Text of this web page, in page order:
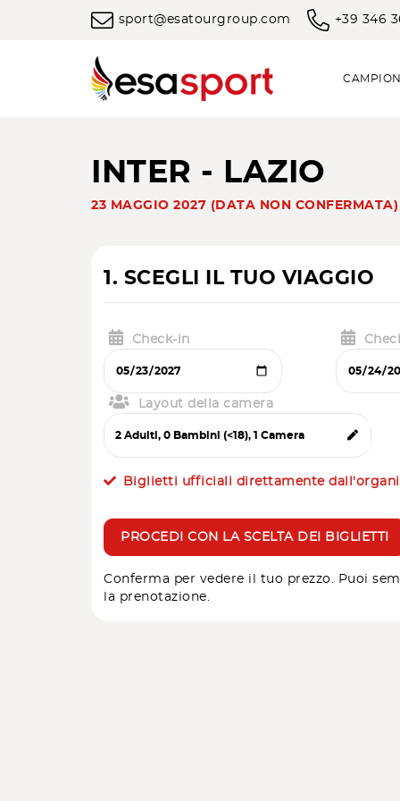
sport@esatourgroup.com +39 346
INTER - LAZIO
23 MAGGIO 2027 (DATA NON CONFERMATA)
1. SCEGLI IL TUO VIAGGIO
Check-in
Layout della camera
Biglietti ufficiali direttamente
PROCEDI CON LA SCELTA DEI BIGLIETTI
Conferma per vedere il tuo prezzo. Puoi
la prenotazione.